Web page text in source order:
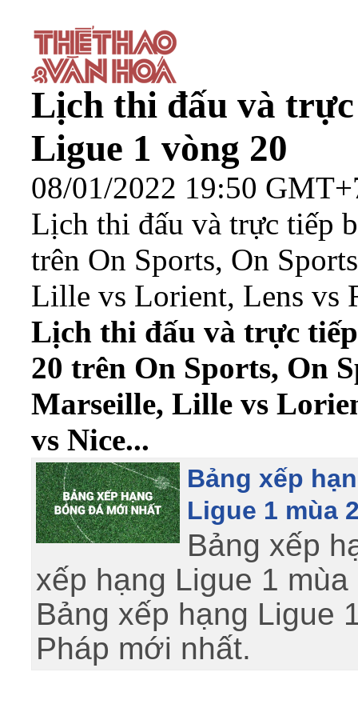
Lịch thi đấu và
Ligue 1 vòng 20
08/01/2022 19:50
Lịch thi đấu và trực tiếp
trên On Sports, On
Lille vs Lorient, Lens vs
Lịch thi đấu và trực
20 trên On Sports, On
Marseille, Lille vs
vs Nice...
Bảng xếp
Ligue 1 mùa
Bảng xếp
xếp hạng Ligue 1
Bảng xếp hạng Ligue
Pháp mới nhất.